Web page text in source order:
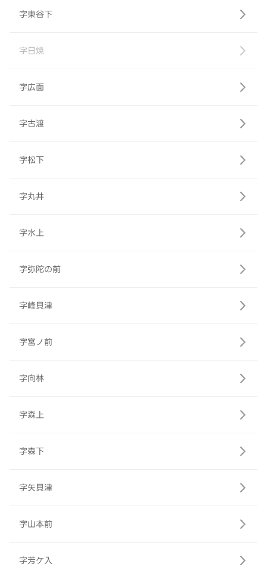
字東谷下
字日焼
字広面
字古渡
字松下
字丸井
字水上
字弥陀の前
字峰貝津
字宮ノ前
字向林
字森上
字森下
字矢貝津
字山本前
字芳ケ入